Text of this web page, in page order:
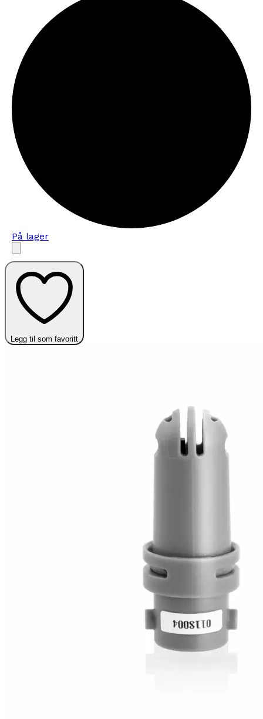
På lager
Legg til som favoritt